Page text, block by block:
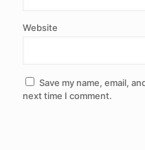
Website
Save my name, email,
next time I comment.